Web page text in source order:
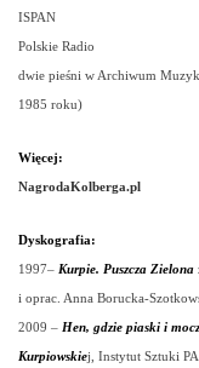
ISPAN
Polskie Radio
dwie pieśni w Archiwum
1985 roku)
Więcej:
NagrodaKolberga.pl
Dyskografia:
1997– Kurpie. Puszcza Zielona
i oprac. Anna Borucka-
2009 – Hen, gdzie piaski i
Kurpiowskiej, Instytut Sztuki